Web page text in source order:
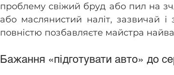
проблему свіжий бруд або пил на
або маслянистий наліт, зазвичай
повністю позбавляєте майстра
Бажання «підготувати авто» до